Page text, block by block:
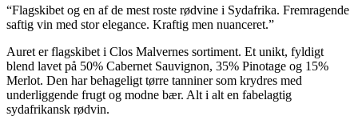
“Flagskibet og en af de mest roste rødvine i Sydafrika. Fremragende
saftig vin med stor elegance. Kraftig men nuanceret.”
Auret er flagskibet i Clos Malvernes sortiment. Et unikt, fyldigt
blend lavet på 50% Cabernet Sauvignon, 35% Pinotage og 15%
Merlot. Den har behageligt tørre tanniner som krydres med
underliggende frugt og modne bær. Alt i alt en fabelagtig
sydafrikansk rødvin.